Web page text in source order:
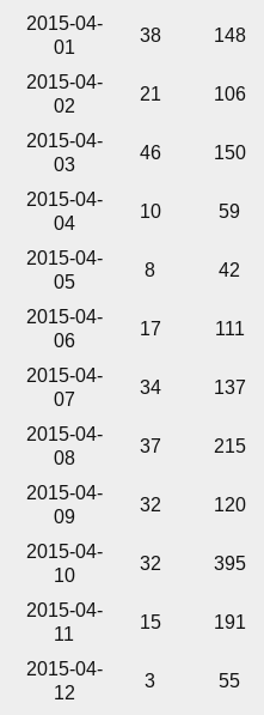
2015-04-
01
38 148
2015-04-
02
21 106
2015-04-
03
46 150
2015-04-
04
10 59
2015-04-
05
8 42
2015-04-
06
17 111
2015-04-
07
34 137
2015-04-
08
37 215
2015-04-
09
32 120
2015-04-
10
32 395
2015-04-
11
15 191
2015-04-
12
3 55